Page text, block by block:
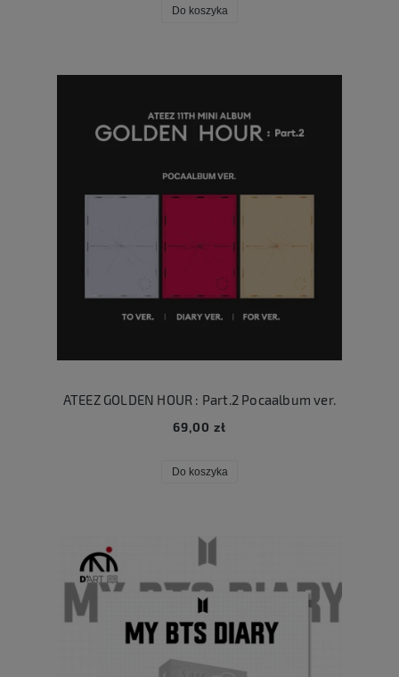
Do koszyka
ATEEZ GOLDEN HOUR : Part.2 Pocaalbum ver.
69,00 zł
Do koszyka